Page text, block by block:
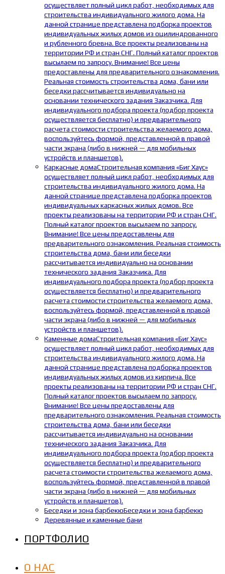
осуществляет полный цикл работ, необходимых для
строительства индивидуального жилого дома. На
данной странице представлена подборка проектов
индивидуальных жилых домов из оцилиндрованного
и рубленного бревна. Все проекты реализованы на
территории РФ и стран СНГ. Полный каталог проектов
высылаем по запросу. Внимание! Все цены
предоставлены для предварительного ознакомления.
Реальная стоимость строительства дома, бани или
беседки рассчитывается индивидуально на
основании технического задания Заказчика. Для
индивидуального подбора проекта (подбор проекта
осуществляется бесплатно) и предварительного
расчета стоимости строительства желаемого дома,
воспользуйтесь формой, представленной в правой
части экрана (либо в нижней — для мобильных
устройств и планшетов).
Каркасные домаСтроительная компания «Биг Хаус»
осуществляет полный цикл работ, необходимых для
строительства индивидуального жилого дома. На
данной странице представлена подборка проектов
индивидуальных каркасных жилых домов. Все
проекты реализованы на территории РФ и стран СНГ.
Полный каталог проектов высылаем по запросу.
Внимание! Все цены предоставлены для
предварительного ознакомления. Реальная стоимость
строительства дома, бани или беседки
рассчитывается индивидуально на основании
технического задания Заказчика. Для
индивидуального подбора проекта (подбор проекта
осуществляется бесплатно) и предварительного
расчета стоимости строительства желаемого дома,
воспользуйтесь формой, представленной в правой
части экрана (либо в нижней — для мобильных
устройств и планшетов).
Каменные домаСтроительная компания «Биг Хаус»
осуществляет полный цикл работ, необходимых для
строительства индивидуального жилого дома. На
данной странице представлена подборка проектов
индивидуальных жилых домов из кирпича. Все
проекты реализованы на территории РФ и стран СНГ.
Полный каталог проектов высылаем по запросу.
Внимание! Все цены предоставлены для
предварительного ознакомления. Реальная стоимость
строительства дома, бани или беседки
рассчитывается индивидуально на основании
технического задания Заказчика. Для
индивидуального подбора проекта (подбор проекта
осуществляется бесплатно) и предварительного
расчета стоимости строительства желаемого дома,
воспользуйтесь формой, представленной в правой
части экрана (либо в нижней — для мобильных
устройств и планшетов).
Беседки и зона барбекюБеседки и зона барбекю
Деревянные и каменные бани
ПОРТФОЛИО
О НАС